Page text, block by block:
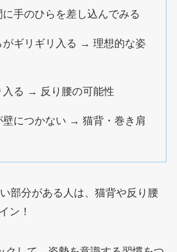
手のひらを差し込んでみる
ギリギリ入る → 理想的な姿
る → 反り腰の可能性
につかない → 猫背・巻き肩
部分がある人は、猫背や反り腰
ン！